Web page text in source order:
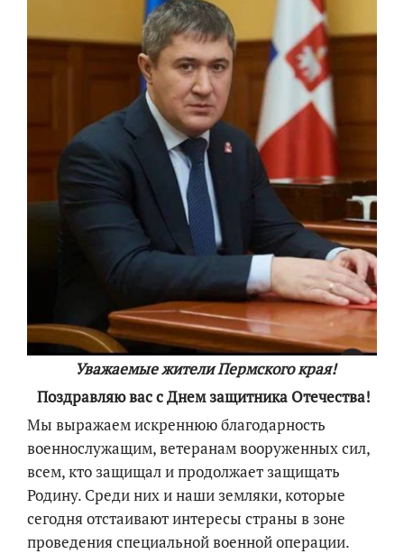
Уважаемые жители Пермского края!
Поздравляю вас с Днем защитника Отечества!
Мы выражаем искреннюю благодарность
военнослужащим, ветеранам вооруженных сил,
всем, кто защищал и продолжает защищать
Родину. Среди них и наши земляки, которые
сегодня отстаивают интересы страны в зоне
проведения специальной военной операции.